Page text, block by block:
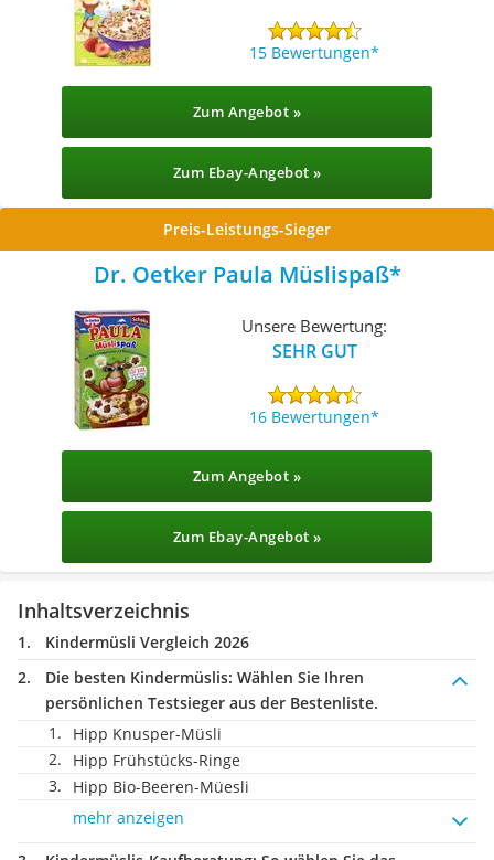
15 Bewertungen
Zum Angebot »
Zum Ebay-Angebot »
Preis-Leistungs-Sieger
Dr. Oetker Paula Müslispaß
Unsere Bewertung:
SEHR GUT
16 Bewertungen
Zum Angebot »
Zum Ebay-Angebot »
Inhaltsverzeichnis
Kindermüsli Vergleich 2026
Die besten Kindermüslis: Wählen Sie Ihren
persönlichen Testsieger aus der Bestenliste.
Hipp Knusper-Müsli
Hipp Frühstücks-Ringe
Hipp Bio-Beeren-Müesli
mehr anzeigen